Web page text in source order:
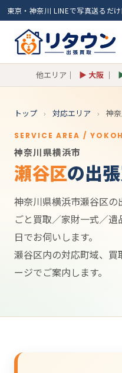
東京・神奈川 LINEで写真送るだ
他エリア｜ ▶ 大阪 ｜
トップ › 対応エリア › 神
SERVICE AREA /
神奈川県横浜市
瀬谷区の出
神奈川県横浜市瀬谷区
ごと買取／家財一式／
日でお伺いします。
瀬谷区内の対応町域、
ージでご案内します。